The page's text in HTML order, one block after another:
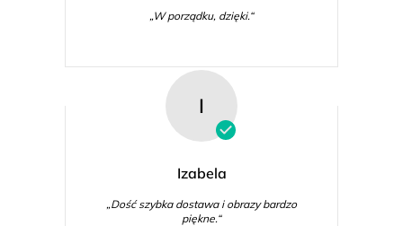
„W porządku, dzięki.“
I
Izabela
„Dość szybka dostawa i obrazy bardzo
piękne.“